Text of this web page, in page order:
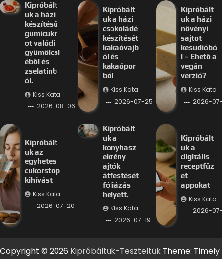
Kipróbált
uk a házi
készítésű
gumicukr
ot valódi
gyümölcsl
éből és
zselatinb
ól.
Kiss Kata
2026-08-06
Kipróbált
uk a házi
csokoládé
készítését
kakaóvajb
ól és
kakaópor
ból
Kiss Kata
2026-07-25
Kipróbált
uk a házi
növényi
sajtot
kesudióbó
l – Ehető a
vegán
verzió?
Kiss Kata
2026-
Kipróbált
uk az
egyhetes
cukorstop
kihívást
Kiss Kata
2026-07-20
Kipróbált
uk a
konyhasz
ekrény
ajtók
átfestését
fóliázás
helyett.
Kiss Kata
2026-07-19
Kipróbált
uk a
digitális
receptfüz
et
appokat
Kiss Kata
2026-
Copyright © 2026 Kipróbáltuk-Teszteltük Theme: Timely